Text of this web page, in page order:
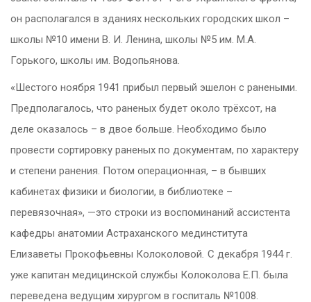
он располагался в зданиях нескольких городских школ –
школы №10 имени В. И. Ленина, школы №5 им. М.А.
Горького, школы им. Водопьянова.
«Шестого ноября 1941 прибыл первый эшелон с ранеными.
Предполагалось, что раненых будет около трёхсот, на
деле оказалось – в двое больше. Необходимо было
провести сортировку раненых по документам, по характеру
и степени ранения. Потом операционная, – в бывших
кабинетах физики и биологии, в библиотеке –
перевязочная», —это строки из воспоминаний ассистента
кафедры анатомии Астраханского мединститута
Елизаветы Прокофьевны Колоколовой. С декабря 1944 г.
уже капитан медицинской службы Колоколова Е.П. была
переведена ведущим хирургом в госпиталь №1008.